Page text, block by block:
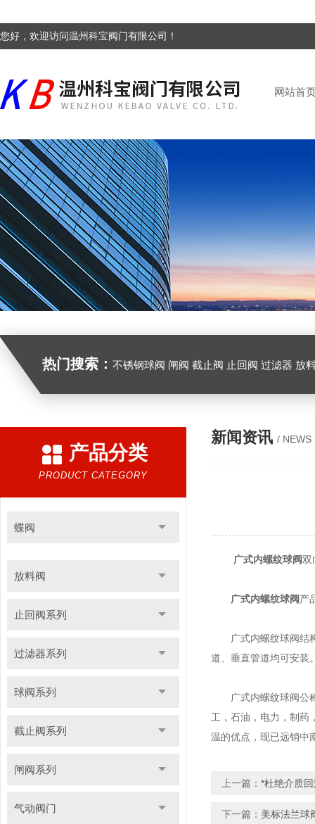
您好，欢迎访问温州科宝阀门有限公司！
网站首
热门搜索： 不锈钢球阀 闸阀 截止阀 止回阀 过滤器 放
产品分类
PRODUCT CATEGORY
蝶阀
放料阀
止回阀系列
过滤器系列
球阀系列
截止阀系列
闸阀系列
气动阀门
新闻资讯 / NEWS
广式内螺纹球阀双
广式内螺纹球阀产
广式内螺纹球阀结构
道、垂直管道均可安装
广式内螺纹球阀公称
工，石油，电力，制药
温的优点，现已远销中
上一篇： *杜绝介质
下一篇： 美标法兰球